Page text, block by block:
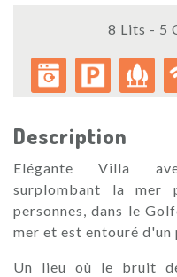
8 Lits - 5
Description
Elégante Villa
surplombant la mer
personnes, dans le
mer et est entouré d'un
Un lieu où le bruit